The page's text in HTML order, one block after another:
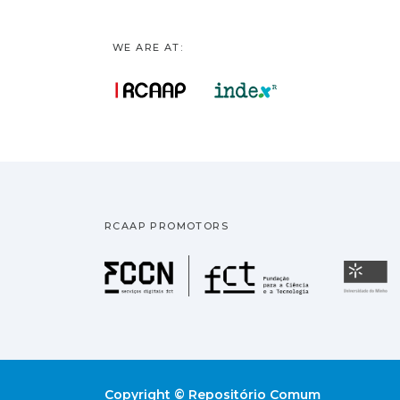
WE ARE AT:
RCAAP PROMOTORS
Fundação
Copyright © Repositório Comum